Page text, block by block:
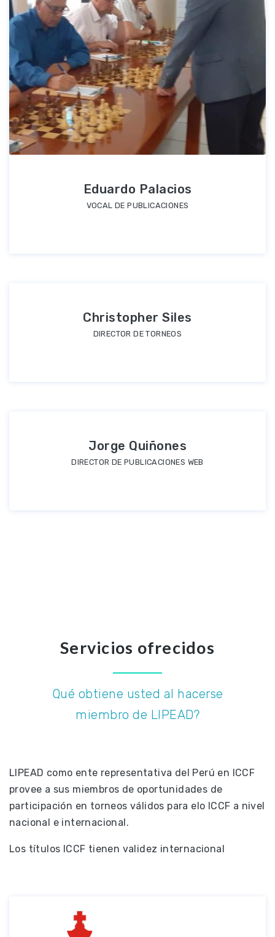
Eduardo Palacios
VOCAL DE PUBLICACIONES
Christopher Siles
DIRECTOR DE TORNEOS
Jorge Quiñones
DIRECTOR DE PUBLICACIONES WEB
Servicios ofrecidos
Qué obtiene usted al hacerse
miembro de LIPEAD?
LIPEAD como ente representativa del Perú en ICCF
provee a sus miembros de oportunidades de
participación en torneos válidos para elo ICCF a nivel
nacional e internacional.
Los títulos ICCF tienen validez internacional